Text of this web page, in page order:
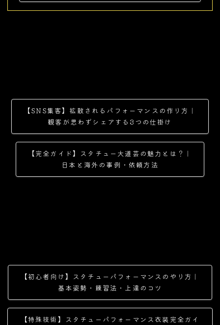
【SNS集客】拡散されるパフォーマンスの作り方｜
観客が思わずシェアする3つの仕掛け
【完全ガイド】スタチュー大道芸の魅力とは？｜
日本と海外の事例・依頼方法
【初心者向け】スタチューパフォーマンスのやり方｜
基本姿勢・練習法・上達のコツ
【特殊技術】スタチューパフォーマンス衣装完全ガイ